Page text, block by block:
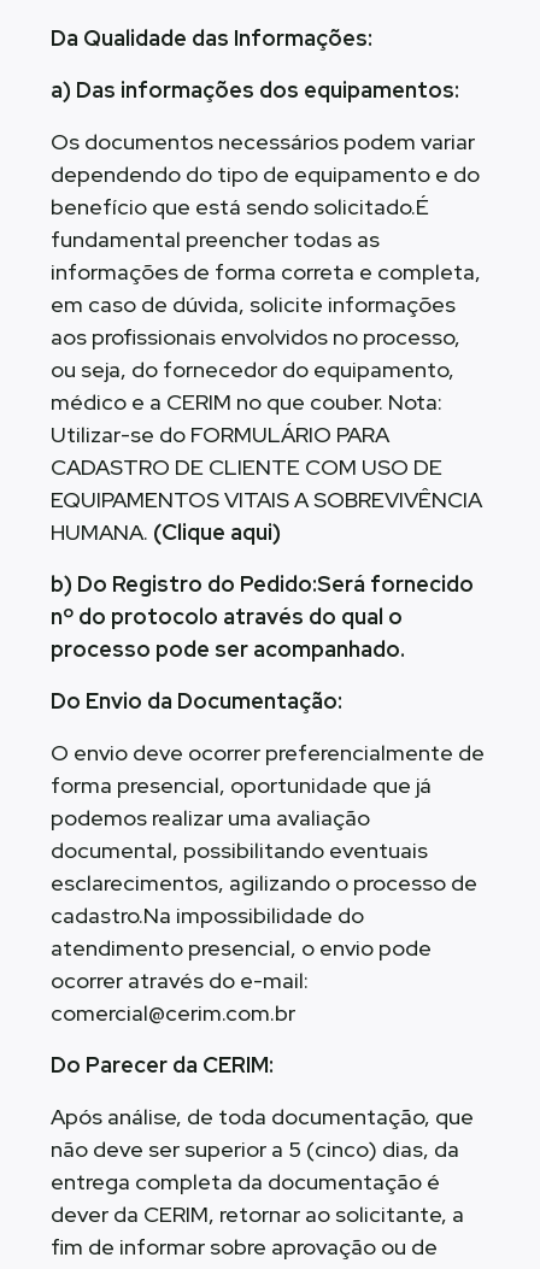
Da Qualidade das Informações:
a) Das informações dos equipamentos:
Os documentos necessários podem variar
dependendo do tipo de equipamento e do
benefício que está sendo solicitado.É
fundamental preencher todas as
informações de forma correta e completa,
em caso de dúvida, solicite informações
aos profissionais envolvidos no processo,
ou seja, do fornecedor do equipamento,
médico e a CERIM no que couber. Nota:
Utilizar-se do FORMULÁRIO PARA
CADASTRO DE CLIENTE COM USO DE
EQUIPAMENTOS VITAIS A SOBREVIVÊNCIA
HUMANA. (Clique aqui)
b) Do Registro do Pedido:Será fornecido
nº do protocolo através do qual o
processo pode ser acompanhado.
Do Envio da Documentação:
O envio deve ocorrer preferencialmente de
forma presencial, oportunidade que já
podemos realizar uma avaliação
documental, possibilitando eventuais
esclarecimentos, agilizando o processo de
cadastro.Na impossibilidade do
atendimento presencial, o envio pode
ocorrer através do e-mail:
comercial@cerim.com.br
Do Parecer da CERIM:
Após análise, de toda documentação, que
não deve ser superior a 5 (cinco) dias, da
entrega completa da documentação é
dever da CERIM, retornar ao solicitante, a
fim de informar sobre aprovação ou de